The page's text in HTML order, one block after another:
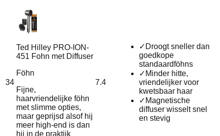
34
Ted Hilley PRO-ION-
451 Fohn met Diffuser
Föhn
Fijne,
haarvriendelijke föhn
met slimme opties,
maar geprijsd alsof hij
meer high-end is dan
hij in de praktijk
7.4
✓ Droogt sneller dan
goedkope
standaardföhns
✓ Minder hitte,
vriendelijker voor
kwetsbaar haar
✓ Magnetische
diffuser wisselt snel
en stevig